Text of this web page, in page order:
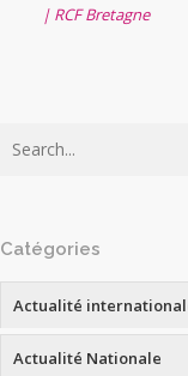
| RCF Bretagne
Catégories
Actualité
Actualité Nationale